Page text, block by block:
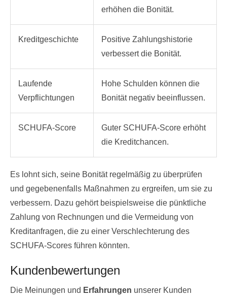
erhöhen die Bonität.
Kreditgeschichte
Positive Zahlungshistorie
verbessert die Bonität.
Laufende
Verpflichtungen
Hohe Schulden können die
Bonität negativ beeinflussen.
SCHUFA-Score
Guter SCHUFA-Score erhöht
die Kreditchancen.
Es lohnt sich, seine Bonität regelmäßig zu überprüfen
und gegebenenfalls Maßnahmen zu ergreifen, um sie zu
verbessern. Dazu gehört beispielsweise die pünktliche
Zahlung von Rechnungen und die Vermeidung von
Kreditanfragen, die zu einer Verschlechterung des
SCHUFA-Scores führen könnten.
Kundenbewertungen
Die Meinungen und Erfahrungen unserer Kunden